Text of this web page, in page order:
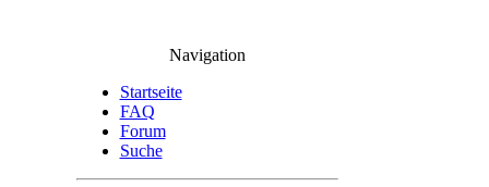
Navigation
Startseite
FAQ
Forum
Suche